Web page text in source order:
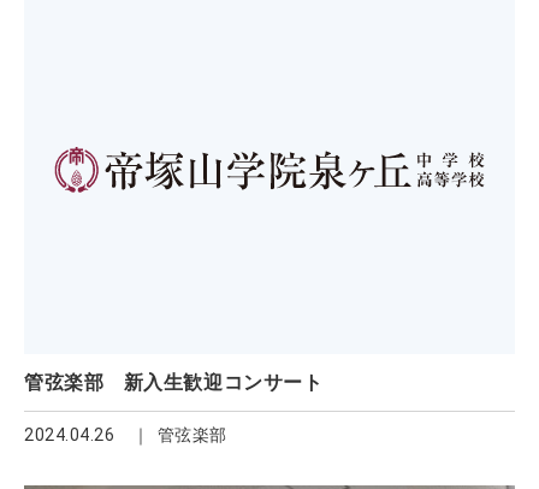
管弦楽部 新入生歓迎コンサート
2024.04.26 管弦楽部